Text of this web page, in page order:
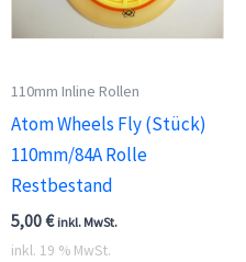
110mm Inline Rollen
Atom Wheels Fly (Stück)
110mm/84A Rolle
Restbestand
5,00€ inkl. MwSt.
inkl. 19 % MwSt.